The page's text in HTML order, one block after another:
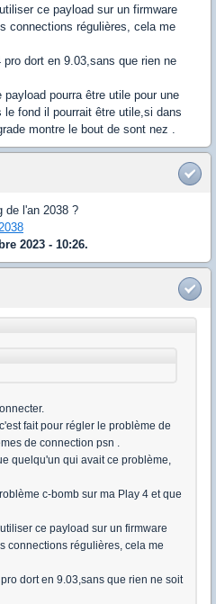
ce payload sur un firmware
connections régulières, cela me
dort en 9.03,sans que rien ne
pourra être utile pour une
fond il pourrait être utile,si dans
montre le bout de sont nez .
de l'an 2038 ?
2023 - 10:26.
fait pour régler le problème de
de connection psn .
quelqu'un qui avait ce problème,
c-bomb sur ma Play 4 et que
ce payload sur un firmware
connections régulières, cela me
dort en 9.03,sans que rien ne soit